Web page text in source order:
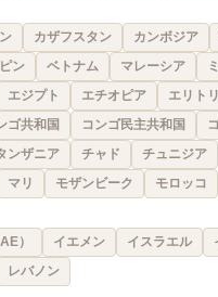
カザフスタン カンボジア
ン ベトナム マレーシア
エジプト エチオピア エリト
ゴ共和国 コンゴ民主共和国
ンザニア チャド チュニジア
マリ モザンビーク モロッコ
） イエメン イスラエル
レバノン